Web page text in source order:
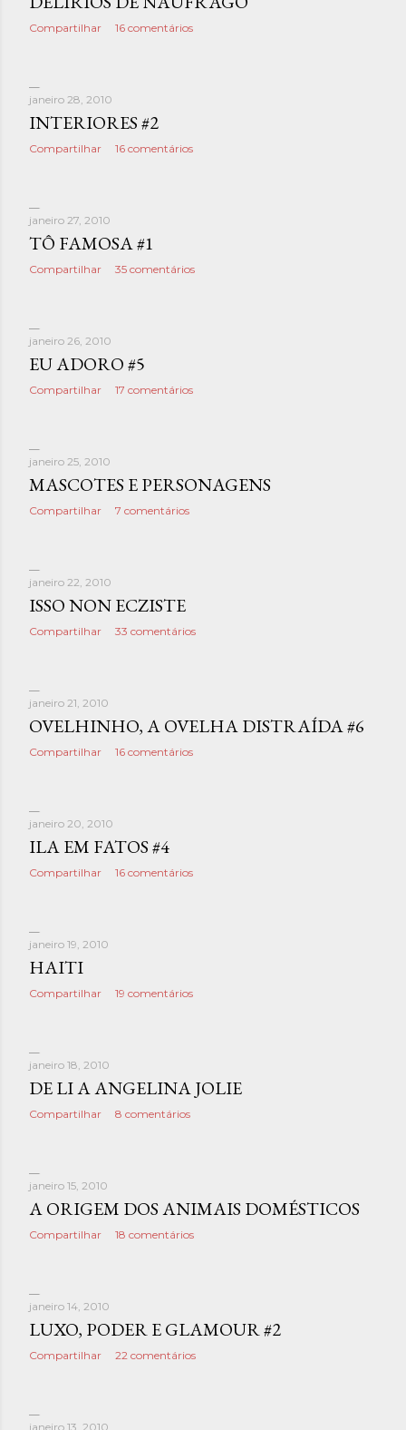
t
g
e
n
s
Compartilhar 16 comentários
janeiro 28, 2010
INTERIORES #2
Compartilhar 16 comentários
janeiro 27, 2010
TÔ FAMOSA #1
Compartilhar 35 comentários
janeiro 26, 2010
EU ADORO #5
Compartilhar 17 comentários
janeiro 25, 2010
MASCOTES E PERSONAGENS
Compartilhar 7 comentários
janeiro 22, 2010
ISSO NON ECZISTE
Compartilhar 33 comentários
janeiro 21, 2010
OVELHINHO, A OVELHA DISTRAÍDA #6
Compartilhar 16 comentários
janeiro 20, 2010
ILA EM FATOS #4
Compartilhar 16 comentários
janeiro 19, 2010
HAITI
Compartilhar 19 comentários
janeiro 18, 2010
DE LI A ANGELINA JOLIE
Compartilhar 8 comentários
janeiro 15, 2010
A ORIGEM DOS ANIMAIS DOMÉSTICOS
Compartilhar 18 comentários
janeiro 14, 2010
LUXO, PODER E GLAMOUR #2
Compartilhar 22 comentários
janeiro 13, 2010